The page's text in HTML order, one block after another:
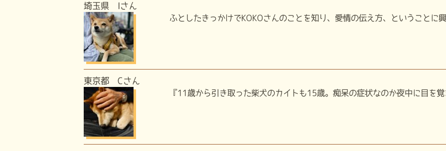
埼玉県 Iさん
ふとしたきっかけでKOKOさんのことを知り、愛情の伝え方、ということに
東京都 Cさん
『11歳から引き取った柴犬のカイトも15歳。痴呆の症状なのか夜中に目を覚